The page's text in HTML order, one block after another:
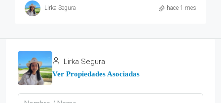
Lirka Segura hace 1 mes
Lirka Segura
Ver Propiedades Asociadas